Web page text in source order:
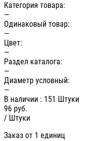
Категория товара:
—
Одинаковый товар:
—
Цвет:
—
Раздел каталога:
—
Диаметр условный:
—
В наличии : 151 Штуки
96 руб.
/ Штуки
Заказ от 1 единиц